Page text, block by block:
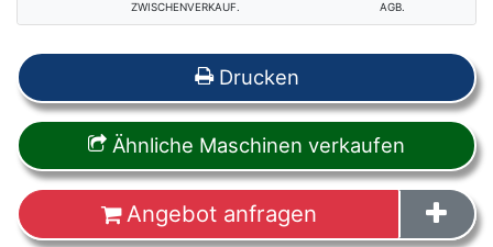
ZWISCHENVERKAUF.
AGB.
Drucken
Ähnliche Maschinen verkaufen
Angebot anfragen